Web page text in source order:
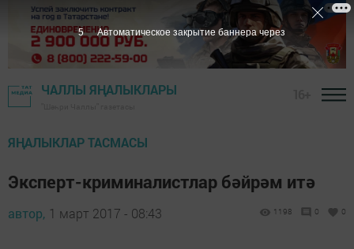
ЧАЛЛЫ ЯҢАЛЫКЛАРЫ
ЯҢАЛЫКЛАР ТАСМАСЫ
Эксперт-криминалистлар бәйрәм итә
автор, 1 март 2017 - 08:43 1198 0 0
4 Автоматическое закрытие баннера через